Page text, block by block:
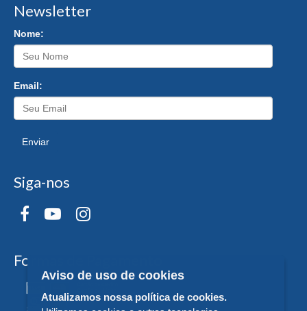
Newsletter
Nome:
Email:
Enviar
Siga-nos
Formas de Pagamento
Aviso de uso de cookies
Atualizamos nossa política de cookies.